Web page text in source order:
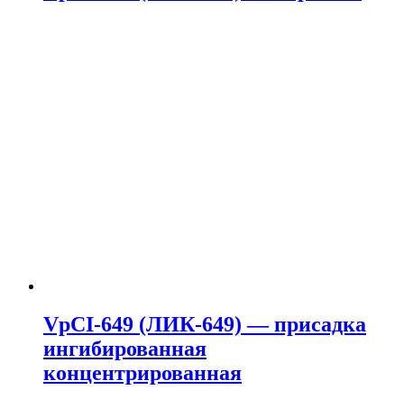
VpCI-649 (ЛИК-649) — присадка
ингибированная
концентрированная